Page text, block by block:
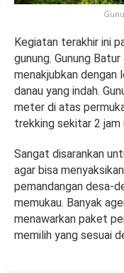
Kegiatan terakhir ini
gunung. Gunung
menakjubkan dengan
danau yang indah.
meter di atas
trekking sekitar 2 jam
Sangat disarankan
agar bisa
pemandangan desa-
memukau. Banyak
menawarkan paket
memilih yang sesuai